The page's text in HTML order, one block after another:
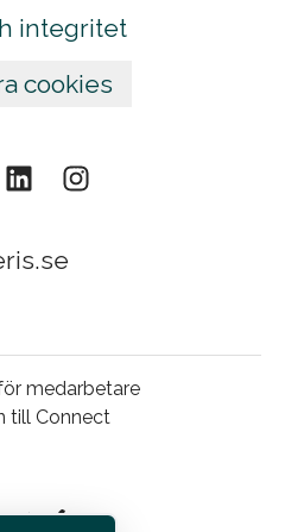
integritet
cookies
medarbetare
till Connect